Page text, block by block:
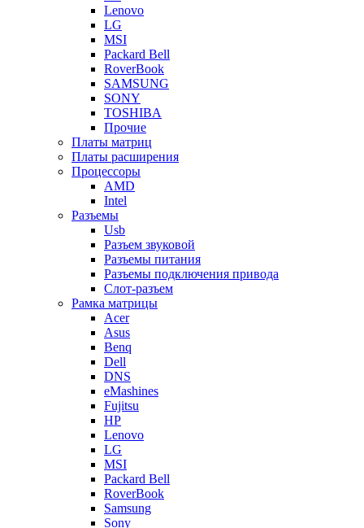
Lenovo
LG
MSI
Packard Bell
RoverBook
SAMSUNG
SONY
TOSHIBA
Прочие
Платы матриц
Платы расширения
Процессоры
AMD
Intel
Разъемы
Usb
Разъем звуковой
Разъемы питания
Разъемы подключения привода
Слот-разъем
Рамка матрицы
Acer
Asus
Benq
Dell
DNS
eMashines
Fujitsu
HP
Lenovo
LG
MSI
Packard Bell
RoverBook
Samsung
Sony